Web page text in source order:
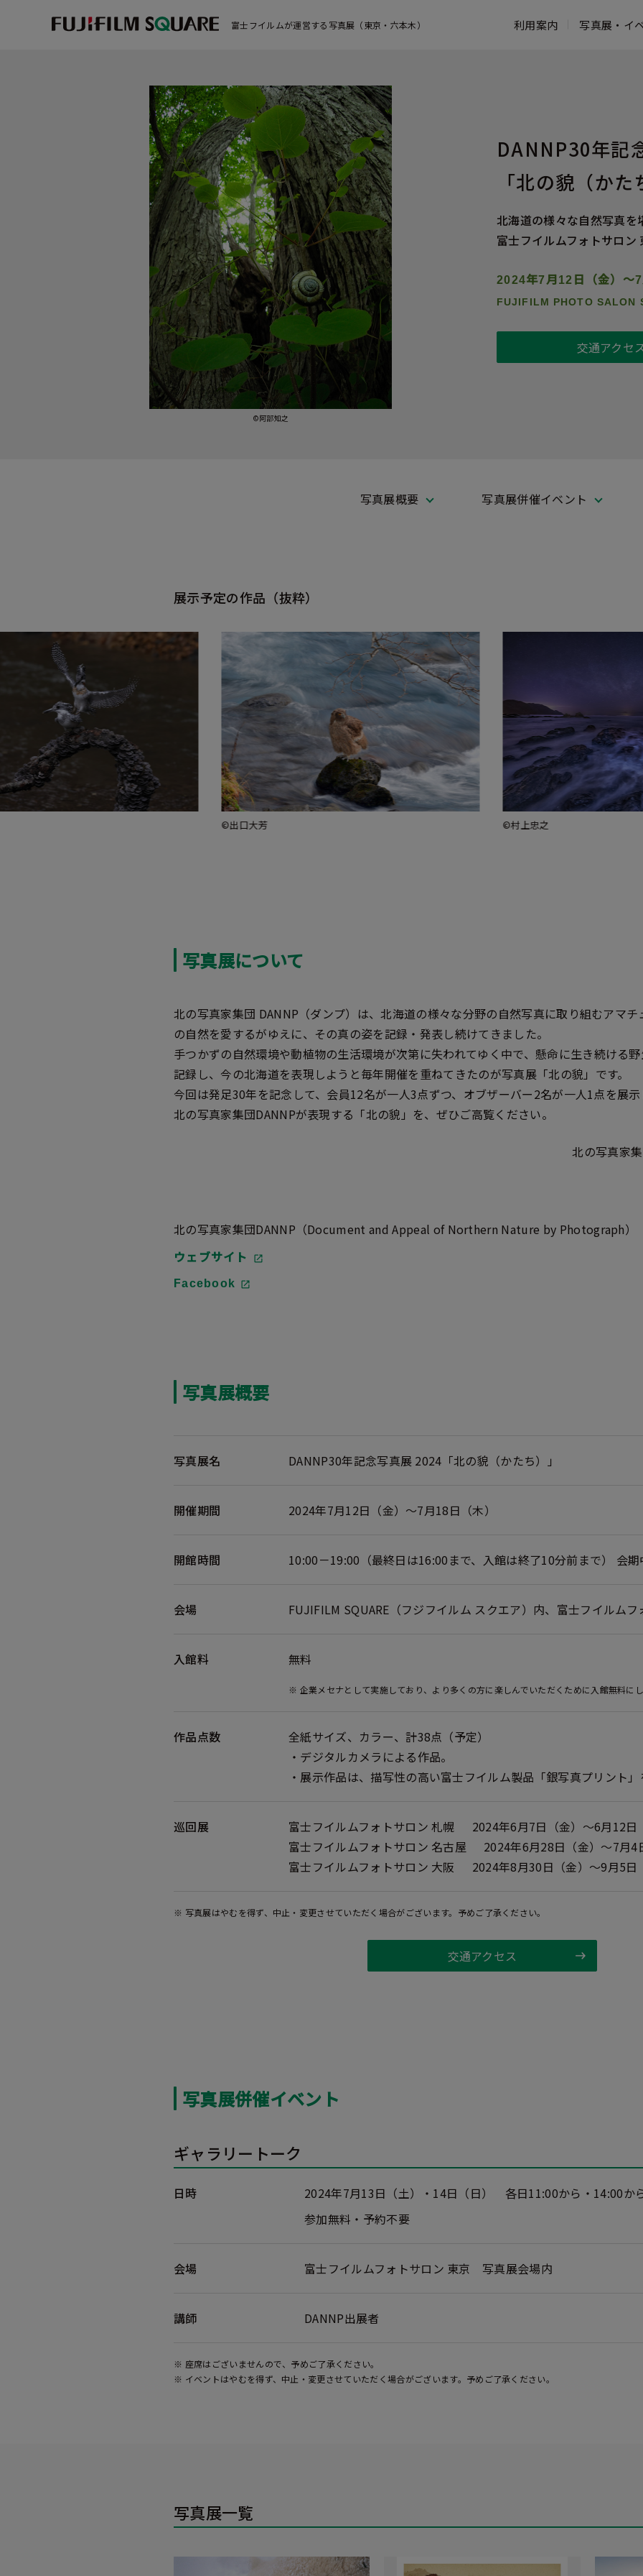
富士フイルムが運営する写真展（東京・六本木） 利用案内 写真展・イ
写真家プロフィール
過去の写真展
写真展出展お申し込み
活動
活動報告
フォトコレクション
タッチ フ
ンター
ASTALIFT
©阿部知之
DANNP30年記
「北の貌（かた
北海道の様々な自然写真を
富士フイルムフォトサロン
2024年7月12日（金）～7
FUJIFILM PHOTO SALON
交通アクセ
写真展概要 写真展併催イベント
展示予定の作品（抜粋）
写真展について
北の写真家集団 DANNP（ダンプ）は、北海道の様々な分野の自然写真に取り組むアマ
の自然を愛するがゆえに、その真の姿を記録・発表し続けてきました。
手つかずの自然環境や動植物の生活環境が次第に失われてゆく中で、懸命に生き続ける
記録し、今の北海道を表現しようと毎年開催を重ねてきたのが写真展「北の貌」です。
今回は発足30年を記念して、会員12名が一人3点ずつ、オブザーバー2名が一人1点を展示
北の写真家集団DANNPが表現する「北の貌」を、ぜひご高覧ください。
北の写真家
北の写真家集団DANNP（Document and Appeal of Northern Nature by Photograph）
ウェブサイト
Facebook
写真展概要
写真展名 DANNP30年記念写真展 2024「北の貌（かたち）」
開催期間 2024年7月12日（金）～7月18日（木）
開館時間 10:00－19:00（最終日は16:00まで、入館は終了10分前まで） 会期
会場 FUJIFILM SQUARE（フジフイルム スクエア）内、富士フイルム
入館料 無料
※ 企業メセナとして実施しており、より多くの方に楽しんでいただくために入館無料にし
作品点数
全紙サイズ、カラー、計38点（予定）
・デジタルカメラによる作品。
・展示作品は、描写性の高い富士フイルム製品「銀写真プリント」
巡回展 富士フイルムフォトサロン 札幌
2024年6月7日（金）～6月12日
富士フイルムフォトサロン 名古屋
2024年6月28日（金）～7月4
富士フイルムフォトサロン 大阪
2024年8月30日（金）～9月5日
※ 写真展はやむを得ず、中止・変更させていただく場合がございます。予めご了承ください。
交通アクセス
写真展併催イベント
ギャラリートーク
日時 2024年7月13日（土）・14日（日） 各日11:00から・14:00か
参加無料・予約不要
会場 富士フイルムフォトサロン 東京 写真展会場内
講師 DANNP出展者
※ 座席はございませんので、予めご了承ください。
※ イベントはやむを得ず、中止・変更させていただく場合がございます。予めご了承ください。
写真展一覧